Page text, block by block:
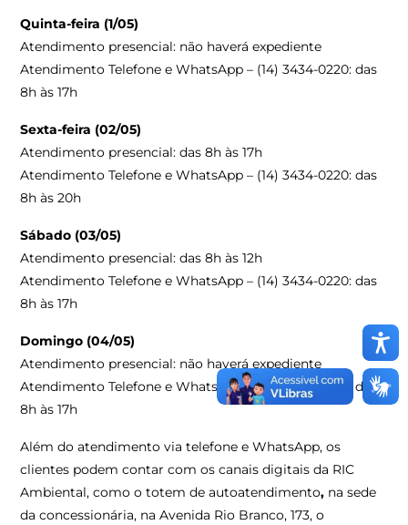
Quinta-feira (1/05)
Atendimento presencial: não haverá expediente
Atendimento Telefone e WhatsApp – (14) 3434-0220: das
8h às 17h
Sexta-feira (02/05)
Atendimento presencial: das 8h às 17h
Atendimento Telefone e WhatsApp – (14) 3434-0220: das
8h às 20h
Sábado (03/05)
Atendimento presencial: das 8h às 12h
Atendimento Telefone e WhatsApp – (14) 3434-0220: das
8h às 17h
Domingo (04/05)
Atendimento presencial: não haverá expediente
Atendimento Telefone e WhatsApp – (14) 3434-0220: das
8h às 17h
Além do atendimento via telefone e WhatsApp, os
clientes podem contar com os canais digitais da RIC
Ambiental, como o totem de autoatendimento, na sede
da concessionária, na Avenida Rio Branco, 173, o